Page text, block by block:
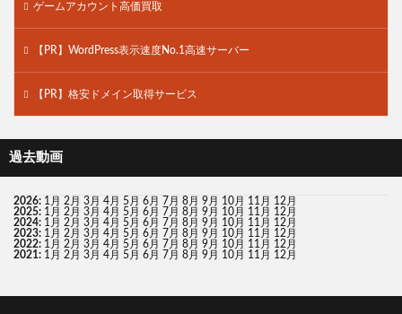
ゲームアカウント高価買取
【PR】WordPress表示速度No.1高速サーバー
【PR】格安ドメイン取得サービス
過去動画
2026: 1月 2月 3月 4月 5月 6月 7月 8月 9月 10月 11月 12月
2025: 1月 2月 3月 4月 5月 6月 7月 8月 9月 10月 11月 12月
2024: 1月 2月 3月 4月 5月 6月 7月 8月 9月 10月 11月 12月
2023: 1月 2月 3月 4月 5月 6月 7月 8月 9月 10月 11月 12月
2022: 1月 2月 3月 4月 5月 6月 7月 8月 9月 10月 11月 12月
2021: 1月 2月 3月 4月 5月 6月 7月 8月 9月 10月 11月 12月